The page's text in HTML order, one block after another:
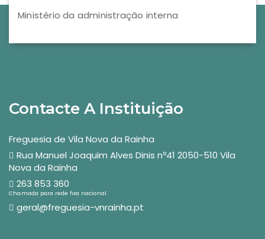
Ministério da administração interna
Contacte A Instituição
Freguesia de Vila Nova da Rainha
Rua Manuel Joaquim Alves Dinis nº41 2050-510 Vila
Nova da Rainha
263 853 360
Chamada para rede fixa nacional
geral@freguesia-vnrainha.pt